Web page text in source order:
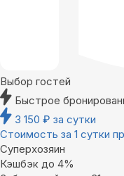
Выбор гостей
Быстрое
3 150 ₽ за сутки
Стоимость за 1 сутки
Суперхозяин
Кэшбэк до 4%